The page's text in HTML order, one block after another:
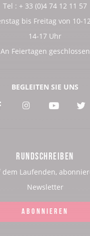
Tel : + 33 (0)4 74 12 11 57
bis Freitag von 10-
14-17 Uhr
An Feiertagen geschlossen
BEGLEITEN SIE UNS
Facebook
Voir
Instagram
Voir
Youtube
Voir
RUNDSCHREIBEN
dem Laufenden,
Newsletter
ABONNIEREN